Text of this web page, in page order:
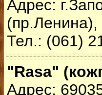
Адрес:
(пр.Ленина),
Тел.: (061)
"Rasa"
Адрес: